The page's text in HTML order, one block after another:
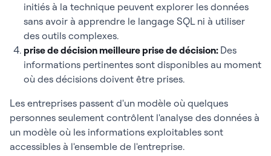
initiés à la technique peuvent explorer les données
sans avoir à apprendre le langage SQL ni à utiliser
des outils complexes.
prise de décision meilleure prise de décision: Des
informations pertinentes sont disponibles au moment
où des décisions doivent être prises.
Les entreprises passent d'un modèle où quelques
personnes seulement contrôlent l'analyse des données à
un modèle où les informations exploitables sont
accessibles à l'ensemble de l'entreprise.